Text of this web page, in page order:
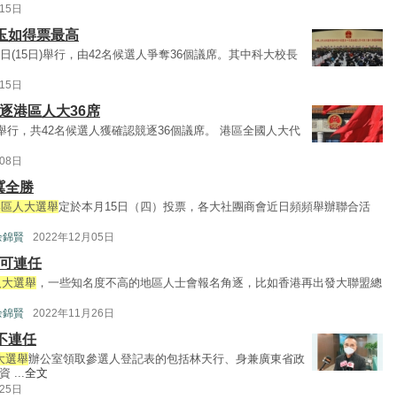
日
如得票最高
(15日)舉行，由42名候選人爭奪36個議席。其中科大校長
日
港區人大36席
行，共42名候選人獲確認競逐36個議席。 港區全國人大代
日
全勝
人大選舉定於本月15日（四）投票，各大社團商會近日頻頻舉辦聯合活
錦賢 2022年12月05日
連任
選舉 ，一些知名度不高的地區人士會報名角逐，比如香港再出發大聯盟總
錦賢 2022年11月26日
連任
選舉辦公室領取參選人登記表的包括林天行、身兼廣東省政
...全文
日